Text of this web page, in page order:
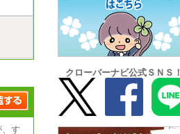
ん。
す
クローバーナビ公式ＳＮＳ！